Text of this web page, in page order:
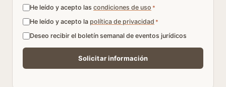
He leído y acepto las condiciones de uso *
He leído y acepto la política de privacidad *
Deseo recibir el boletín semanal de eventos jurídicos